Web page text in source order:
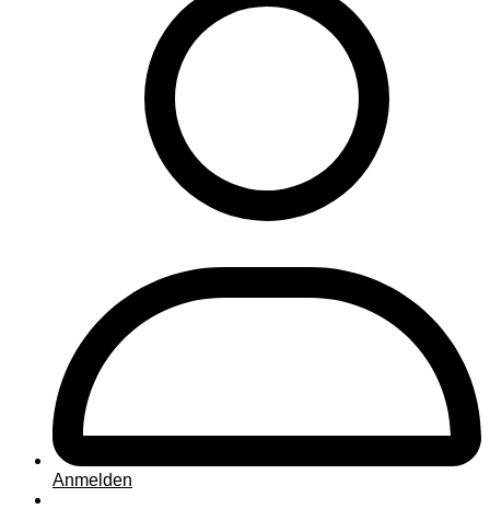
Anmelden